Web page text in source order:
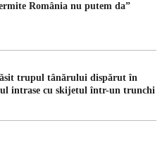
România nu putem da”
trupul tânărului dispărut în
intrase cu skijetul într-un trunchi